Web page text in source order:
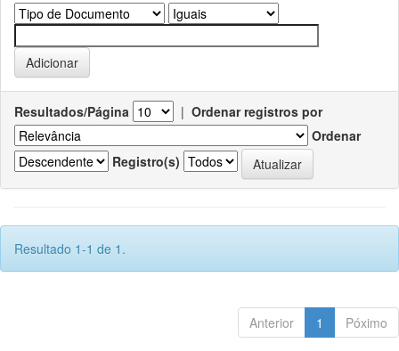
Resultados/Página | Ordenar registros por
Ordenar
Registro(s)
Resultado 1-1 de 1.
Anterior 1 Póximo